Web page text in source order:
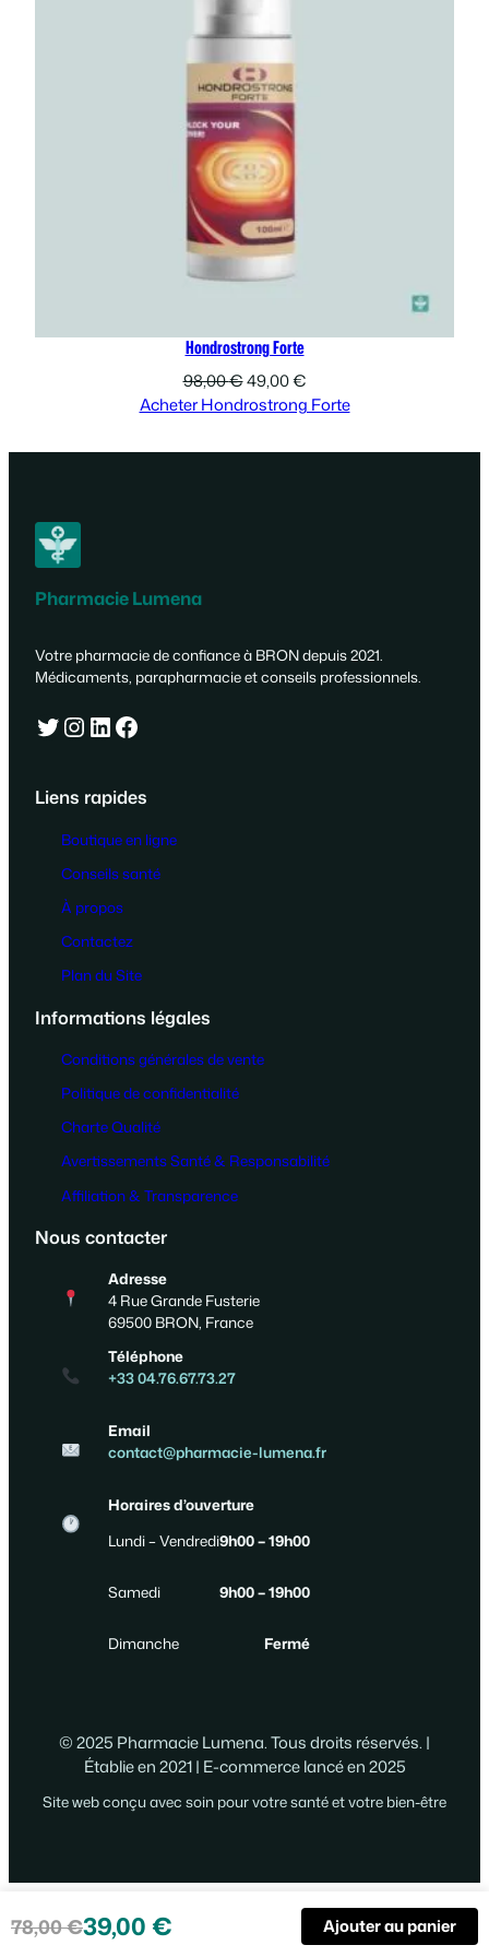
Hondrostrong Forte
98,00€Le
prix
était :
49,00€Le
prix
est :
Acheter Hondrostrong Forte
Pharmacie Lumena
Votre pharmacie de confiance à BRON depuis 2021.
Médicaments, parapharmacie et conseils professionnels.
Twitter InstagramLinkedIn Facebook
Liens rapides
Boutique en ligne
Conseils santé
À propos
Contactez
Plan du Site
Informations légales
Conditions générales de vente
Politique de confidentialité
Charte Qualité
Avertissements Santé & Responsabilité
Affiliation & Transparence
Nous contacter
Adresse
4 Rue Grande Fusterie
69500 BRON, France
Téléphone
+33 04.76.67.73.27
Email
contact@pharmacie-lumena.fr
Horaires d’ouverture
Lundi – Vendredi9h00 – 19h00
Samedi 9h00 – 19h00
Dimanche Fermé
© 2025 Pharmacie Lumena. Tous droits réservés. |
Établie en 2021 | E-commerce lancé en 2025
Site web conçu avec soin pour votre santé et votre bien-être
78,00€
Le 39,00 €
Le Ajouter au panier